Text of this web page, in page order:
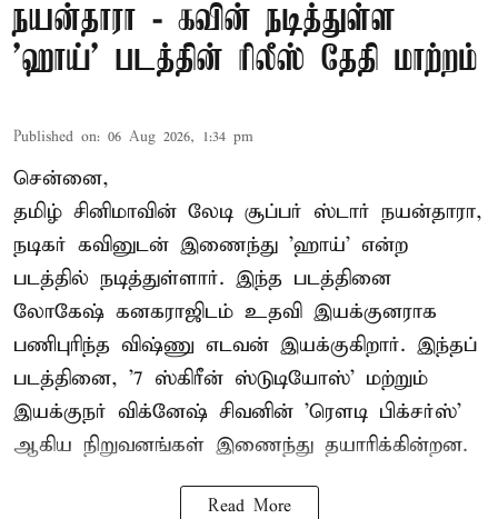
நயன்தாரா - கவின் நடித்துள்ள
'ஹாய்' படத்தின் ரிலீஸ் தேதி மாற்றம்
Published on: 06 Aug 2026, 1:34 pm
சென்னை,
தமிழ் சினிமாவின் லேடி சூப்பர் ஸ்டார் நயன்தாரா,
நடிகர் கவினுடன் இணைந்து 'ஹாய்' என்ற
படத்தில் நடித்துள்ளார். இந்த படத்தினை
லோகேஷ் கனகராஜிடம் உதவி இயக்குனராக
பணிபுரிந்த விஷ்ணு எடவன் இயக்குகிறார். இந்தப்
படத்தினை, '7 ஸ்கிரீன் ஸ்டுடியோஸ்' மற்றும்
இயக்குநர் விக்னேஷ் சிவனின் 'ரௌடி பிக்சர்ஸ்'
ஆகிய நிறுவனங்கள் இணைந்து தயாரிக்கின்றன.
Read More